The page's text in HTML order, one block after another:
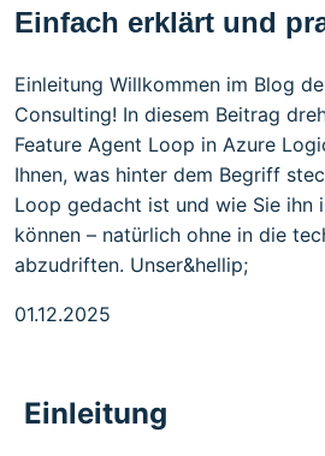
Einfach erklärt und
Einleitung Willkommen im Blog
Consulting! In diesem Beitrag
Feature Agent Loop in Azure
Ihnen, was hinter dem Begriff
Loop gedacht ist und wie Sie ihn
können – natürlich ohne in die
abzudriften. Unser&hellip;
01.12.2025
Einleitung